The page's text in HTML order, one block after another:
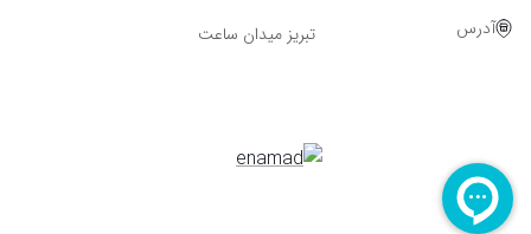
آدرس تبریز میدان ساعت